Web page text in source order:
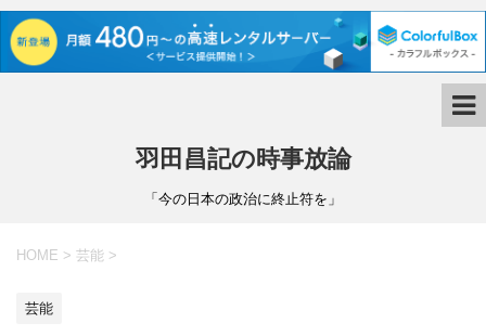
羽田昌記の時事放論
「今の日本の政治に終止符を」
HOME > 芸能 >
芸能